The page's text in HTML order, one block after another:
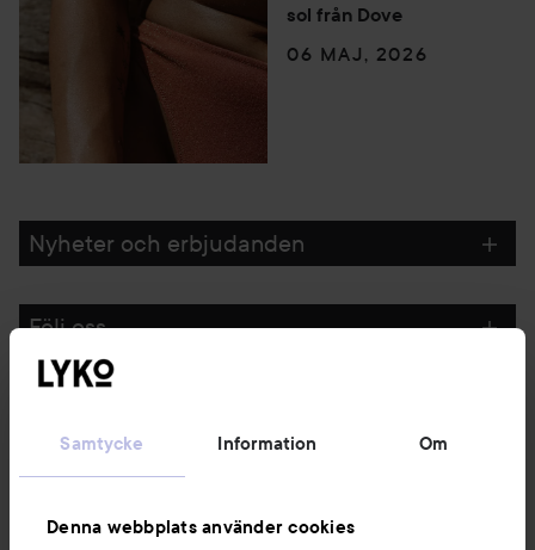
Samtycke Information Om
Denna webbplats använder cookies
sol från Dove
06 MAJ, 2026
Nyheter och erbjudanden
Följ oss